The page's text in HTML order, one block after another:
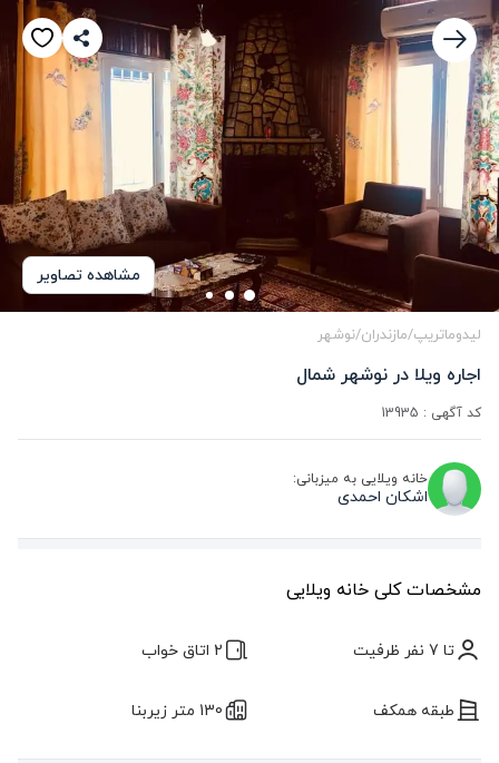
مشاهده تصاویر
لیدوماتریپ/مازندران/نوشهر
اجاره ویلا در نوشهر شمال
کد آگهی : 13935
خانه ویلایی به میزبانی:
اشکان احمدی
مشخصات کلی خانه ویلایی
تا 7 نفر ظرفیت 2 اتاق خواب
طبقه همکف 130 متر زیربنا